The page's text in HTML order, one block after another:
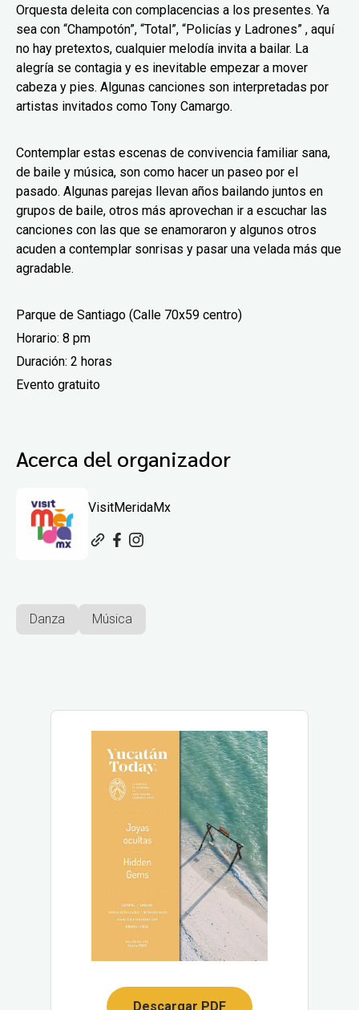
Orquesta deleita con complacencias a los presentes. Ya
sea con “Champotón”, “Total”, “Policías y Ladrones” , aquí
no hay pretextos, cualquier melodía invita a bailar. La
alegría se contagia y es inevitable empezar a mover
cabeza y pies. Algunas canciones son interpretadas por
artistas invitados como Tony Camargo.
Contemplar estas escenas de convivencia familiar sana,
de baile y música, son como hacer un paseo por el
pasado. Algunas parejas llevan años bailando juntos en
grupos de baile, otros más aprovechan ir a escuchar las
canciones con las que se enamoraron y algunos otros
acuden a contemplar sonrisas y pasar una velada más que
agradable.
Parque de Santiago (Calle 70x59 centro)
Horario: 8 pm
Duración: 2 horas
Evento gratuito
Acerca del organizador
VisitMeridaMx
Danza Música
Descargar PDF